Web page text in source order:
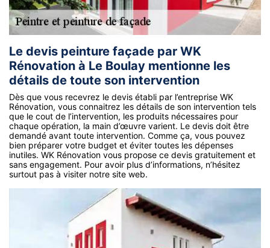
Le devis peinture façade par WK
Rénovation à Le Boulay mentionne les
détails de toute son intervention
Dès que vous recevrez le devis établi par l’entreprise WK
Rénovation, vous connaitrez les détails de son intervention tels
que le cout de l’intervention, les produits nécessaires pour
chaque opération, la main d’œuvre varient. Le devis doit être
demandé avant toute intervention. Comme ça, vous pouvez
bien préparer votre budget et éviter toutes les dépenses
inutiles. WK Rénovation vous propose ce devis gratuitement et
sans engagement. Pour avoir plus d’informations, n’hésitez
surtout pas à visiter notre site web.